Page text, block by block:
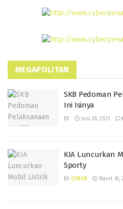
MEGAPOLITAN
SKB Pedoman
Ini Isinya
BY Juni 28, 2021
KIA Luncurkan
Sporty
BY CYBER Maret 18,